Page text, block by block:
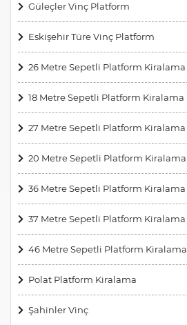
Güleçler Vinç Platform
Eskişehir Türe Vinç Platform
26 Metre Sepetli Platform Kiralama
18 Metre Sepetli Platform Kiralama
27 Metre Sepetli Platform Kiralama
20 Metre Sepetli Platform Kiralama
36 Metre Sepetli Platform Kiralama
37 Metre Sepetli Platform Kiralama
46 Metre Sepetli Platform Kiralama
Polat Platform Kiralama
Şahinler Vinç